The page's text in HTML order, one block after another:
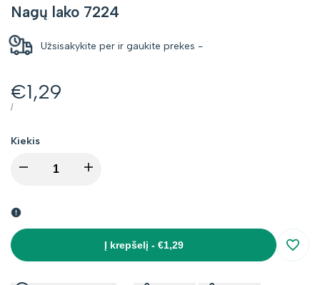
Nagų lako 7224
Užsisakykite per ir gaukite prekes -
Kaina
su
nuolaida
€1,29
VIENETO
/PER
Kiekis
I18n
Missing
I18n
Į krepšelį - €1,29